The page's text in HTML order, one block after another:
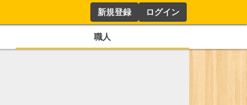
新規登録 ログイン
職人